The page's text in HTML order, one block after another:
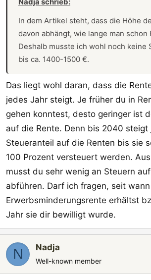
In dem Artikel steht, dass die Höhe
davon abhängt, wie lange man schon
Deshalb musste ich wohl noch keine
bis ca. 1400-1500 €.
Das liegt wohl daran, dass die
jedes Jahr steigt. Je früher du in
gehen konntest, desto geringer ist
auf die Rente. Denn bis 2040 steigt
Steueranteil auf die Renten bis sie
100 Prozent versteuert werden.
musst du sehr wenig an Steuern
abführen. Darf ich fragen, seit
Erwerbsminderungsrente erhältst
Jahr sie dir bewilligt wurde.
N Nadja
Well-known member